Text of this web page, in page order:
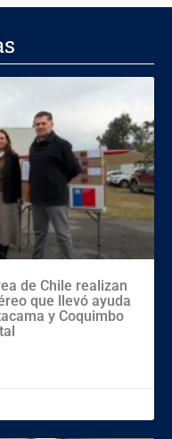
de Chile realizan
que llevó ayuda
y Coquimbo